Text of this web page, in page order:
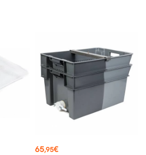
Prix
65,95€